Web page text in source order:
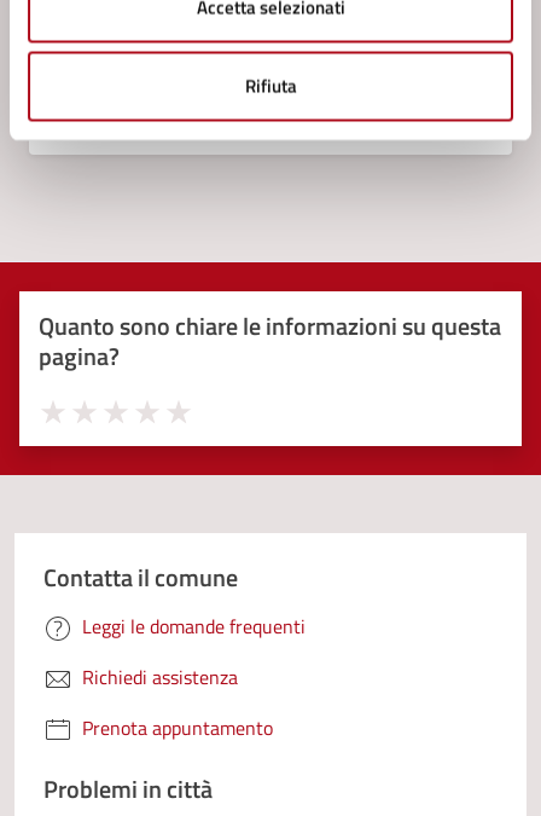
Accetta selezionati
Rifiuta
Quanto sono chiare le informazioni su questa
pagina?
Valuta 5 stelle su 5
Valuta 4 stelle su 5
Valuta 3 stelle su 5
Valuta 2 stelle su 5
Valuta 1 stelle su 5
Contatta il comune
Leggi le domande frequenti
Richiedi assistenza
Prenota appuntamento
Problemi in città